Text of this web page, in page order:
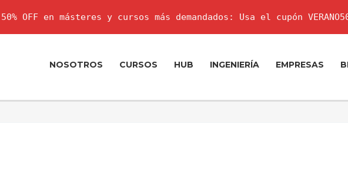
NOSOTROS CURSOS HUB INGENIERÍA EMPRESAS
50% OFF en másteres y cursos más demandados: Usa el cupón